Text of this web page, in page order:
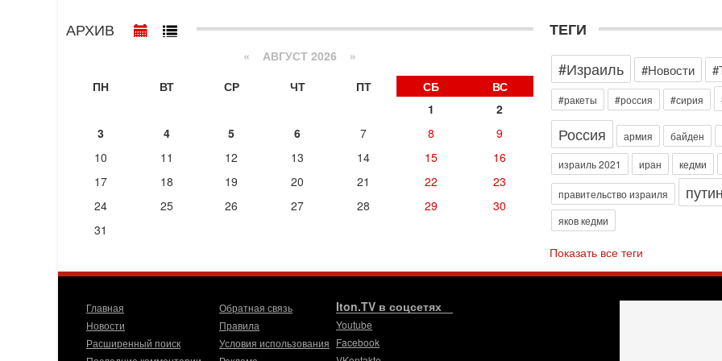
АРХИВ
« АВГУСТ 2026 »
ПН
ВТ СР ЧТ ПТ СБ
ВС
1
2
3
4 5 6 7 8
9
10
11 12 13 14 15
16
17
18 19 20 21 22
23
24
25 26 27 28 29
30
31
ТЕГИ
#Израиль
#Новости
#ракеты #россия #сирия
Россия армия байден
израиль 2021 иран кедми
правительство израиля путин
яков кедми
Показать все теги
Главная
Новости
Расширенный поиск
Обратная связь
Правила
Условия использования
Iton.TV в соцсетях
Youtube
Facebook